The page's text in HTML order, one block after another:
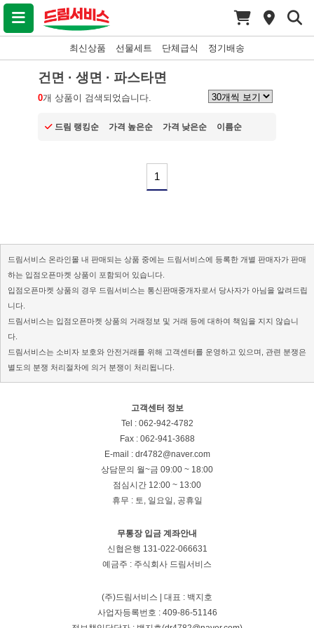
최신상품 선물세트 단체급식 정기배송
0개 상품이 검색되었습니다.
건면 · 생면 · 파스타면
드림 랭킹순 가격 높은순 가격 낮은순 이름순
1
드림서비스 온라인몰 내 판매되는 상품 중에는 드림서비스에 등록한 개별 판매자가 판매
하는 입점오픈마켓 상품이 포함되어 있습니다.
입점오픈마켓 상품의 경우 드림서비스는 통신판매중개자로서 당사자가 아님을 알려드립
니다.
드림서비스는 입점오픈마켓 상품의 거래정보 및 거래 등에 대하여 책임을 지지 않습니
다.
드림서비스는 소비자 보호와 안전거래를 위해 고객센터를 운영하고 있으며, 관련 분쟁은
별도의 분쟁 처리절차에 의거 분쟁이 처리됩니다.
고객센터 정보
Tel : 062-942-4782
Fax : 062-941-3688
E-mail : dr4782@naver.com
상담문의 월~금 09:00 ~ 18:00
점심시간 12:00 ~ 13:00
휴무 : 토, 일요일, 공휴일
무통장 입금 계좌안내
신협은행 131-022-066631
예금주 : 주식회사 드림서비스
(주)드림서비스 | 대표 : 백지호
사업자등록번호 : 409-86-51146